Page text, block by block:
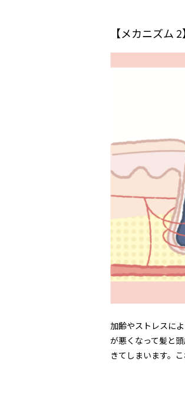
【メカニズム
加齢やストレスに
が悪くなって髪と
きてしまいます。